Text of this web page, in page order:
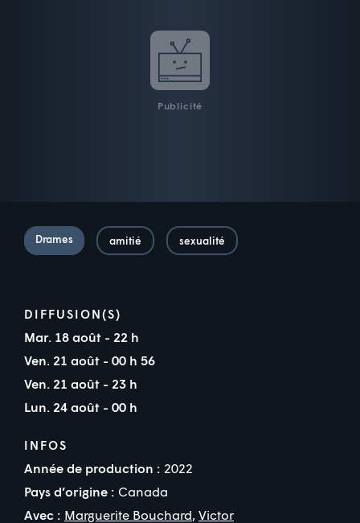
Publicité
Drames amitié sexualité
DIFFUSION(S)
Mar. 18 août - 22 h
Ven. 21 août - 00 h 56
Ven. 21 août - 23 h
Lun. 24 août - 00 h
INFOS
Année de production : 2022
Pays d’origine : Canada
Avec : Marguerite Bouchard, Victor